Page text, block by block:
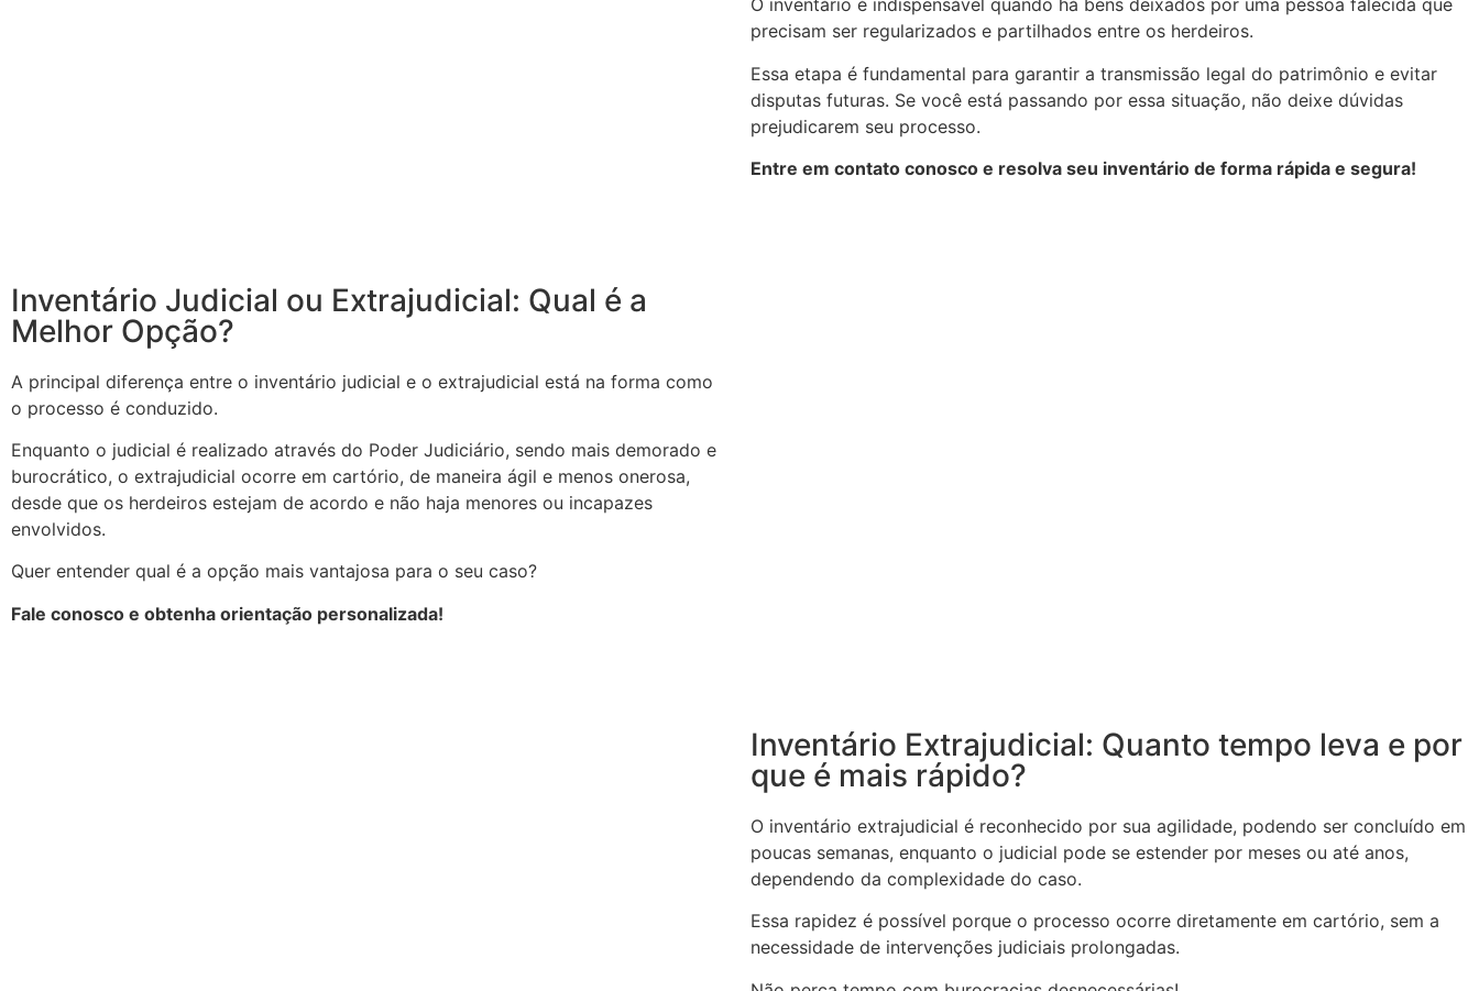
O inventário é indispensável quando há bens deixados por uma pessoa falecida que
precisam ser regularizados e partilhados entre os herdeiros.
Essa etapa é fundamental para garantir a transmissão legal do patrimônio e evitar
disputas futuras. Se você está passando por essa situação, não deixe dúvidas
prejudicarem seu processo.
Entre em contato conosco e resolva seu inventário de forma rápida e segura!
Inventário Judicial ou Extrajudicial: Qual é a
Melhor Opção?
A principal diferença entre o inventário judicial e o extrajudicial está na forma como
o processo é conduzido.
Enquanto o judicial é realizado através do Poder Judiciário, sendo mais demorado e
burocrático, o extrajudicial ocorre em cartório, de maneira ágil e menos onerosa,
desde que os herdeiros estejam de acordo e não haja menores ou incapazes
envolvidos.
Quer entender qual é a opção mais vantajosa para o seu caso?
Fale conosco e obtenha orientação personalizada!
Inventário Extrajudicial: Quanto tempo leva e por
que é mais rápido?
O inventário extrajudicial é reconhecido por sua agilidade, podendo ser concluído em
poucas semanas, enquanto o judicial pode se estender por meses ou até anos,
dependendo da complexidade do caso.
Essa rapidez é possível porque o processo ocorre diretamente em cartório, sem a
necessidade de intervenções judiciais prolongadas.